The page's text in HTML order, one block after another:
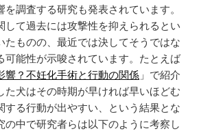
調査する研究も発表されています。
して過去には攻撃性を抑えられるとい
たものの、最近では決してそうではな
可能性が示唆されています。たとえば
響？不妊化手術と行動の関係 」で紹介
た犬はその時期が早ければ早いほどむ
する行動が出やすい、という結果とな
の中で研究者らは以下のように考察し